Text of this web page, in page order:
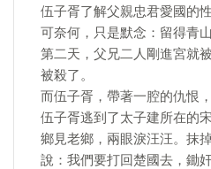
伍子胥了解父親忠君愛國的
可奈何，只是默念：留得青
第二天，父兄二人剛進宮就
被殺了。
而伍子胥，帶著一腔的仇恨，
伍子胥逃到了太子建所在的
鄉見老鄉，兩眼淚汪汪。抹
說：我們要打回楚國去，鋤